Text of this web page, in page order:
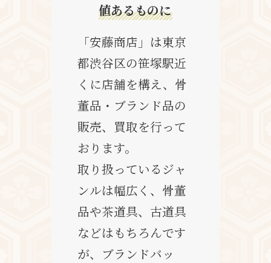
値あるものに
「安藤商店」は東京
都渋谷区の笹塚駅近
くに店舗を構え、骨
董品・ブランド品の
販売、買取を行って
おります。
取り扱っているジャ
ンルは幅広く、骨董
品や茶道具、古道具
などはもちろんです
が、ブランドバッ